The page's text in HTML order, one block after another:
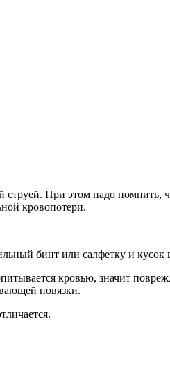
При этом надо помнить,
кровопотери.
бинт или салфетку и кусок
кровью, значит
повязки.